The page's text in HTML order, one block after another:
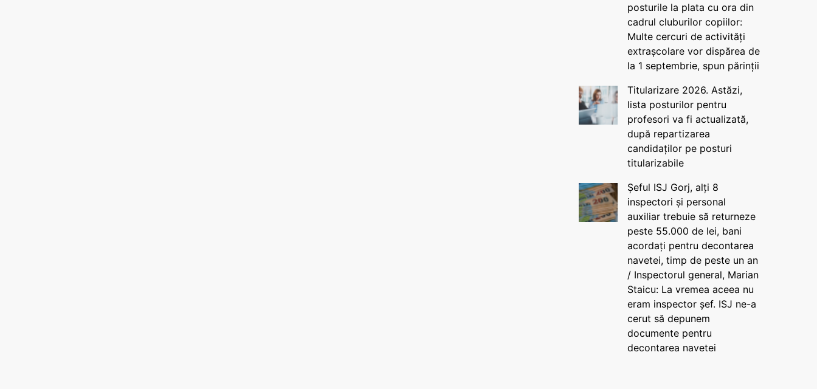
posturile la plata cu ora din
cadrul cluburilor copiilor:
Multe cercuri de activități
extrașcolare vor dispărea de
la 1 septembrie, spun părinții
Titularizare 2026. Astăzi,
lista posturilor pentru
profesori va fi actualizată,
după repartizarea
candidaților pe posturi
titularizabile
Șeful ISJ Gorj, alți 8
inspectori și personal
auxiliar trebuie să returneze
peste 55.000 de lei, bani
acordați pentru decontarea
navetei, timp de peste un an
/ Inspectorul general, Marian
Staicu: La vremea aceea nu
eram inspector șef. ISJ ne-a
cerut să depunem
documente pentru
decontarea navetei